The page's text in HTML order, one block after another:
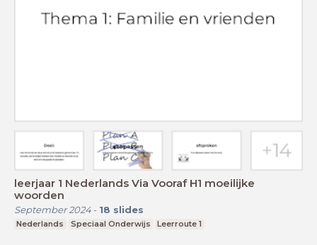
leerjaar 1 Nederlands Via Vooraf H1 moeilijke
woorden
September 2024- 18 slides
Nederlands Speciaal Onderwijs Leerroute 1